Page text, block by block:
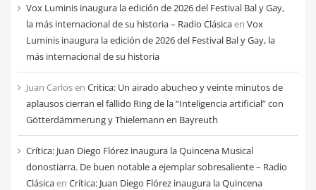
Vox Luminis inaugura la edición de 2026 del Festival Bal y Gay,
la más internacional de su historia – Radio Clásicaen Vox
Luminis inaugura la edición de 2026 del Festival Bal y Gay, la
más internacional de su historia
Juan Carlosen Critica: Un airado abucheo y veinte minutos de
aplausos cierran el fallido Ring de la “Inteligencia artificial” con
Götterdämmerung y Thielemann en Bayreuth
Crítica: Juan Diego Flórez inaugura la Quincena Musical
donostiarra. De buen notable a ejemplar sobresaliente – Radio
Clásicaen Crítica: Juan Diego Flórez inaugura la Quincena